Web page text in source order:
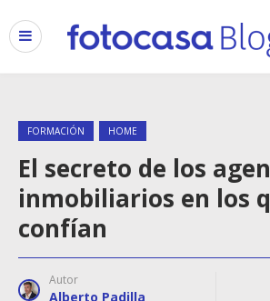
FORMACIÓN HOME
El secreto de los
inmobiliarios en los
confían
Autor
Alberto Padilla